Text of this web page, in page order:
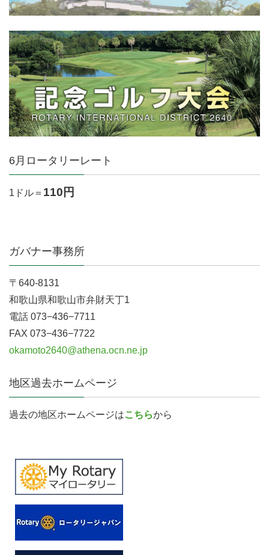
6月ロータリーレート
1ドル＝ 110円
ガバナー事務所
〒640-8131
和歌山県和歌山市弁財天丁1
電話 073−436−7711
FAX 073−436−7722
okamoto2640@athena.ocn.ne.jp
地区過去ホームページ
過去の地区ホームページはこちらから